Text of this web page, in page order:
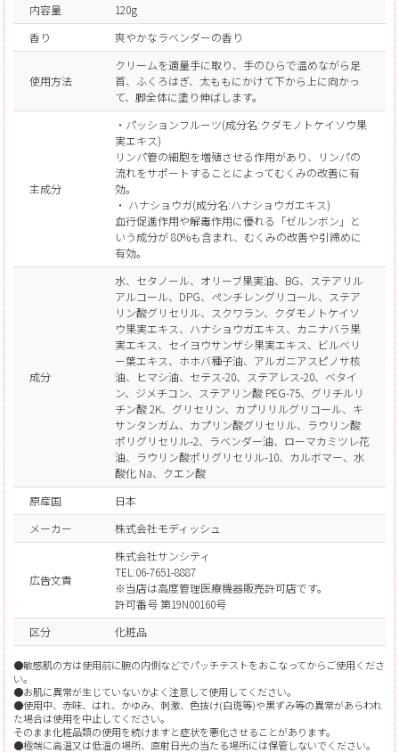
内容量
120g
香り
爽やかなラベンダーの香り
使用方法
クリームを適量手に取り、手のひらで温めながら足
首、ふくろはぎ、太ももにかけて下から上に向かっ
て、脚全体に塗り伸ばします。
主成分
・パッションフルーツ(成分名:クダモノトケイソウ果
実エキス)
リンパ管の細胞を増殖させる作用があり、リンパの
流れをサポートすることによってむくみの改善に有
効。
・ ハナショウガ(成分名:ハナショウガエキス)
血行促進作用や解毒作用に優れる「ゼルンボン」と
いう成分が 80%も含まれ、むくみの改善や引締めに
有効。
成分
水、セタノール、オリーブ果実油、BG、ステアリル
アルコール、DPG、ペンチレングリコール、ステア
リン酸グリセリル、スクワラン、クダモノトケイソ
ウ果実エキス、ハナショウガエキス、カニナバラ果
実エキス、セイヨウサンザシ果実エキス、ビルベリ
ー葉エキス、ホホバ種子油、アルガニアスピノサ核
油、ヒマシ油、セテス-20、ステアレス-20、ベタイ
ン、ジメチコン、ステアリン酸 PEG-75、グリチルリ
チン酸 2K、グリセリン、カプリリルグリコール、キ
サンタンガム、カプリン酸グリセリル、ラウリン酸
ポリグリセリル-2、ラベンダー油、ローマカミツレ花
油、ラウリン酸ポリグリセリル-10、カルボマー、水
酸化 Na、クエン酸
原産国
日本
メーカー
株式会社モディッシュ
広告文責
株式会社サンシティ
TEL:06-7651-8887
※当店は高度管理医療機器販売許可店です。
許可番号 第19N00160号
区分
化粧品
●敏感肌の方は使用前に腕の内側などでパッチテストをおこなってからご使用くださ
い。
●お肌に異常が生じていないかよく注意して使用してください。
●使用中、赤味、はれ、かゆみ、刺激、色抜け(白斑等)や黒ずみ等の異常があらわれ
た場合は使用を中止してください。
そのまま化粧品類の使用を続けますと症状を悪化させることがあります。
●極端に高温又は低温の場所、直射日光の当たる場所には保管しないでください。